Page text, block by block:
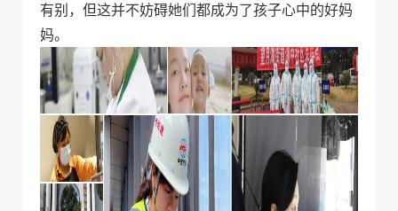
有别，但这并不妨碍她们都成为了孩子心中的好妈
妈。